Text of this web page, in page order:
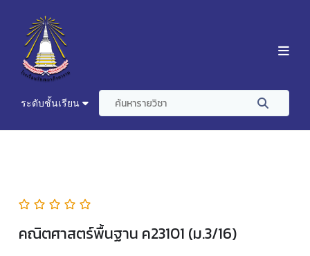
ระดับชั้นเรียน
คณิตศาสตร์พื้นฐาน ค23101 (ม.3/16)